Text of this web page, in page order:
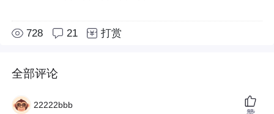
728 21 打赏
全部评论
22222bbb